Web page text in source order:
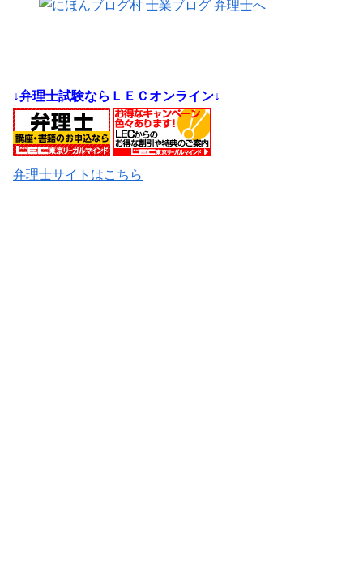
↓弁理士試験ならＬＥＣオンライン↓
弁理士サイトはこちら